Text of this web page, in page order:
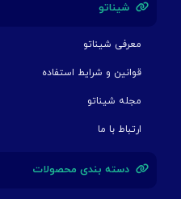
شیناتو
معرفی شیناتو
قوانین و شرایط استفاده
مجله شیناتو
ارتباط با ما
دسته بندی محصولات